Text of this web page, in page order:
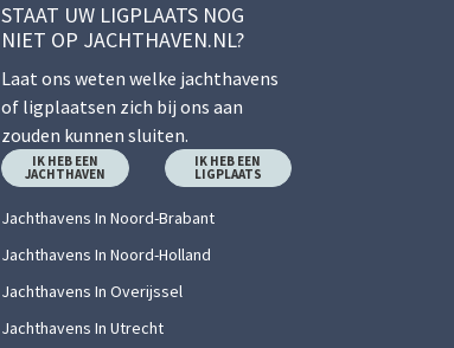
STAAT UW LIGPLAATS NOG
NIET OP JACHTHAVEN.NL?
Laat ons weten welke jachthavens
of ligplaatsen zich bij ons aan
zouden kunnen sluiten.
IK HEB EEN
JACHTHAVEN
IK HEB EEN
LIGPLAATS
Jachthavens In Noord-Brabant
Jachthavens In Noord-Holland
Jachthavens In Overijssel
Jachthavens In Utrecht